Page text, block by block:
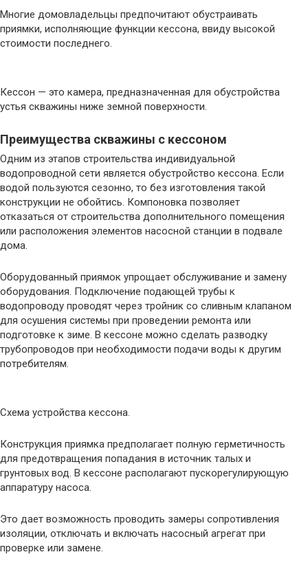
Многие домовладельцы предпочитают обустраивать
приямки, исполняющие функции кессона, ввиду высокой
стоимости последнего.
Кессон — это камера, предназначенная для обустройства
устья скважины ниже земной поверхности.
Преимущества скважины с кессоном
Одним из этапов строительства индивидуальной
водопроводной сети является обустройство кессона. Если
водой пользуются сезонно, то без изготовления такой
конструкции не обойтись. Компоновка позволяет
отказаться от строительства дополнительного помещения
или расположения элементов насосной станции в подвале
дома.
Оборудованный приямок упрощает обслуживание и замену
оборудования. Подключение подающей трубы к
водопроводу проводят через тройник со сливным клапаном
для осушения системы при проведении ремонта или
подготовке к зиме. В кессоне можно сделать разводку
трубопроводов при необходимости подачи воды к другим
потребителям.
Схема устройства кессона.
Конструкция приямка предполагает полную герметичность
для предотвращения попадания в источник талых и
грунтовых вод. В кессоне располагают пускорегулирующую
аппаратуру насоса.
Это дает возможность проводить замеры сопротивления
изоляции, отключать и включать насосный агрегат при
проверке или замене.